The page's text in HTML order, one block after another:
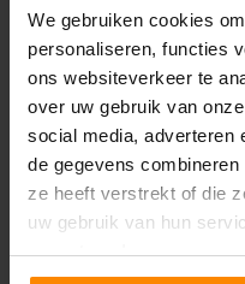
We gebruiken cookies
personaliseren, functies
ons websiteverkeer te
over uw gebruik van
social media, adverteren
de gegevens
ze heeft verstrekt of die
uw gebruik van hun
accepteren!
Laat